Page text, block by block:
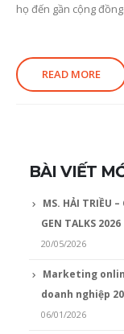
họ đến gần cộng
READ MORE
BÀI VIẾT
MS. HẢI TRIỀU –
GEN TALKS 2026
20/05/2026
Marketing
doanh nghiệp
06/01/2026